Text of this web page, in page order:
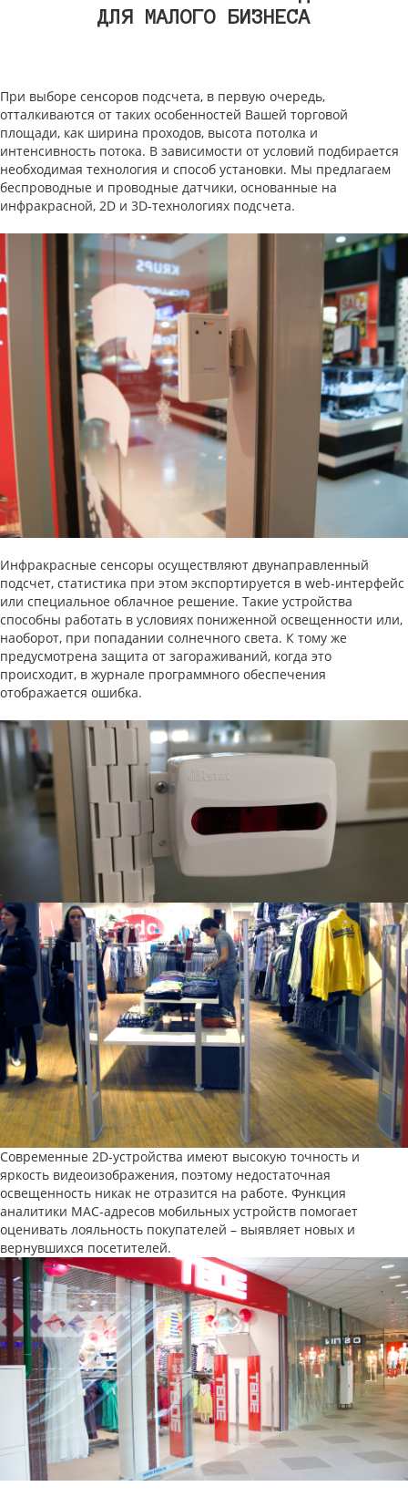
ДЛЯ МАЛОГО БИЗНЕСА
При выборе сенсоров подсчета, в первую очередь,
отталкиваются от таких особенностей Вашей торговой
площади, как ширина проходов, высота потолка и
интенсивность потока. В зависимости от условий подбирается
необходимая технология и способ установки. Мы предлагаем
беспроводные и проводные датчики, основанные на
инфракрасной, 2D и 3D-технологиях подсчета.
Инфракрасные сенсоры осуществляют двунаправленный
подсчет, статистика при этом экспортируется в web-интерфейс
или специальное облачное решение. Такие устройства
способны работать в условиях пониженной освещенности или,
наоборот, при попадании солнечного света. К тому же
предусмотрена защита от загораживаний, когда это
происходит, в журнале программного обеспечения
отображается ошибка.
Современные 2D-устройства имеют высокую точность и
яркость видеоизображения, поэтому недостаточная
освещенность никак не отразится на работе. Функция
аналитики MAC-адресов мобильных устройств помогает
оценивать лояльность покупателей – выявляет новых и
вернувшихся посетителей.